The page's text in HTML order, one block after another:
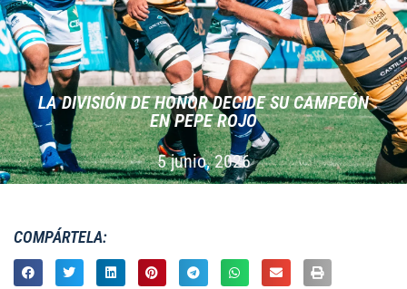
LA DIVISIÓN DE HONOR DECIDE SU CAMPEÓN
EN PEPE ROJO
5 junio, 2026
COMPÁRTELA: